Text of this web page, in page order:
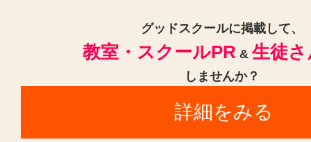
グッドスクールに掲載して、
教室・スクールPR & 生徒
しませんか？
詳細をみる